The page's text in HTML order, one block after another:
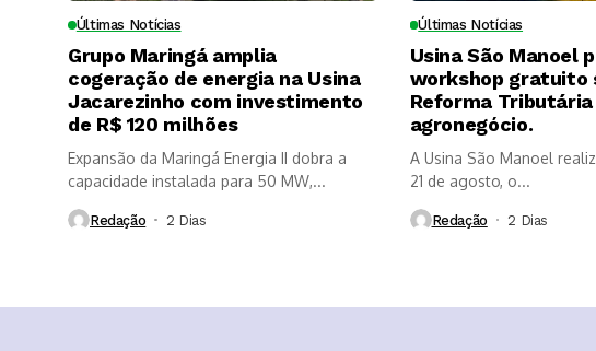
Últimas Notícias
Grupo Maringá amplia
cogeração de energia na Usina
Jacarezinho com investimento
de R$ 120 milhões
Expansão da Maringá Energia II dobra a
capacidade instalada para 50 MW,...
Redação 2 Dias ⁮
Últimas Notícias
Usina São Manoel
workshop gratuito
Reforma
agronegócio.
A Usina São Manoel
21 de agosto, o...
Redação 2 Dias ⁮